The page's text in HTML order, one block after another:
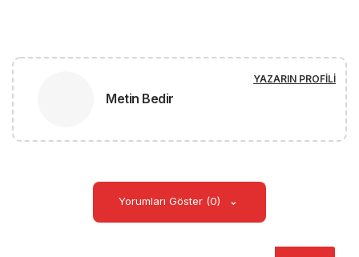
Metin Bedir
YAZARIN PROFILI
Yorumları Göster (0)